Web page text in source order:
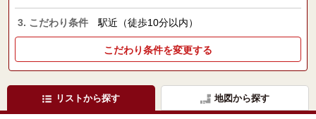
3. こだわり条件 駅近（徒歩10分以内）
こだわり条件を変更する
リストから探す 地図から探す